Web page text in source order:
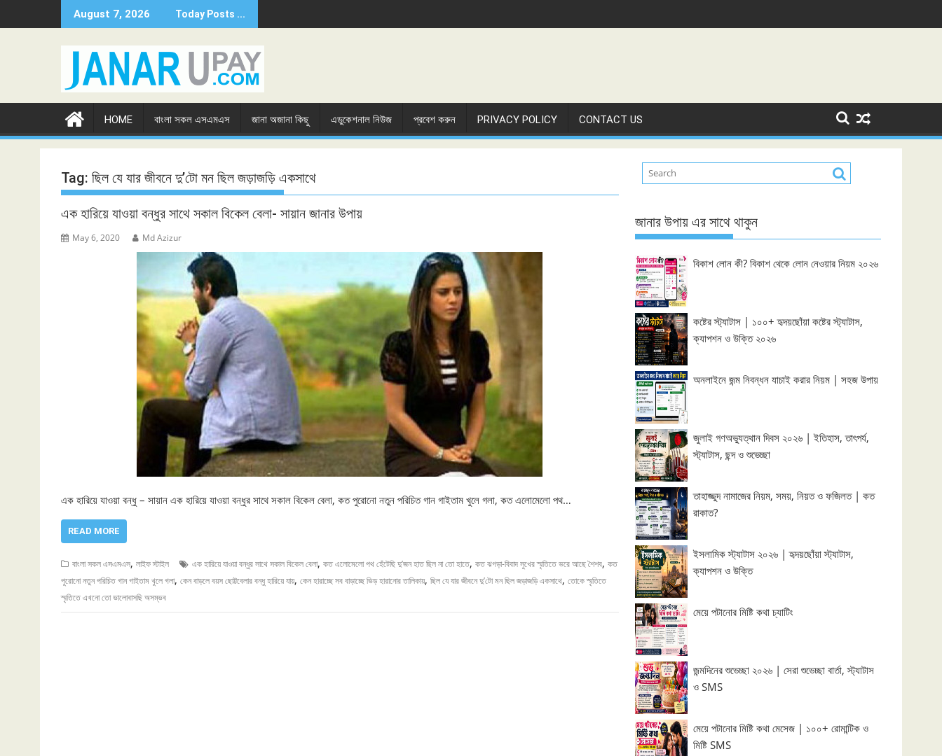
to
August 7, 2026 Today Posts ...
HOME বাংলা সকল এসএমএস জানা অজানা কিছু এডুকেশনাল নিউজ প্রবেশ করুন PRIVACY POLICY CONTACT US
Tag: ছিল যে যার জীবনে দু’টো মন ছিল জড়াজড়ি একসাথে
এক হারিয়ে যাওয়া বন্ধুর সাথে সকাল বিকেল বেলা- সায়ান জানার উপায়
May 6, 2020 Md Azizur
এক হারিয়ে যাওয়া বন্ধু – সায়ান এক হারিয়ে যাওয়া বন্ধুর সাথে সকাল বিকেল বেলা, কত পুরোনো নতুন পরিচিত গান গাইতাম খুলে গলা, কত এলোমেলো পথ…
READ MORE
বাংলা সকল এসএমএস, লাইফ স্টাইল এক হারিয়ে যাওয়া বন্ধুর সাথে সকাল বিকেল বেলা, কত এলোমেলো পথ হেঁটেছি দু’জন হাত ছিল না তো হাতে, কত ঝগড়া-বিবাদ সুখের স্মৃতিতে ভরে আছে শৈশব, কত
পুরোনো নতুন পরিচিত গান গাইতাম খুলে গলা, কেন বাড়লে বয়স ছোট্টবেলার বন্ধু হারিয়ে যায়, কেন হারাচ্ছে সব বাড়াচ্ছে ভিড় হারানোর তালিকায়, ছিল যে যার জীবনে দু’টো মন ছিল জড়াজড়ি একসাথে, তোকে স্মৃতিতে
স্মৃতিতে এখনো তো ভালোবাসছি অসম্ভব
জানার উপায় এর সাথে থাকুন
বিকাশ লোন কী? বিকাশ থেকে লোন নেওয়ার নিয়ম ২০২৬
কষ্টের স্ট্যাটাস | ১০০+ হৃদয়ছোঁয়া কষ্টের স্ট্যাটাস,
ক্যাপশন ও উক্তি ২০২৬
অনলাইনে জন্ম নিবন্ধন যাচাই করার নিয়ম | সহজ উপায়
জুলাই গণঅভ্যুত্থান দিবস ২০২৬ | ইতিহাস, তাৎপর্য,
স্ট্যাটাস, ছন্দ ও শুভেচ্ছা
তাহাজ্জুদ নামাজের নিয়ম, সময়, নিয়ত ও ফজিলত | কত
রাকাত?
ইসলামিক স্ট্যাটাস ২০২৬ | হৃদয়ছোঁয়া স্ট্যাটাস,
ক্যাপশন ও উক্তি
মেয়ে পটানোর মিষ্টি কথা চ্যাটিং
জন্মদিনের শুভেচ্ছা ২০২৬ | সেরা শুভেচ্ছা বার্তা, স্ট্যাটাস
ও SMS
মেয়ে পটানোর মিষ্টি কথা মেসেজ | ১০০+ রোমান্টিক ও
মিষ্টি SMS